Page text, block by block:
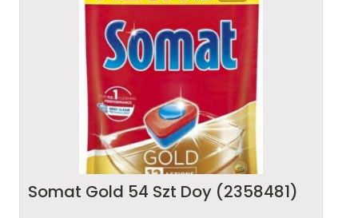
Somat Gold 54 Szt Doy (2358481)